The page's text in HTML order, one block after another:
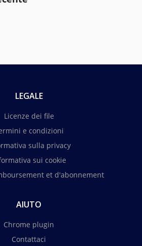
LEGALE
Licenze dei file
e condizioni
sulla privacy
sui cookie
et d'abonnement
AIUTO
Chrome plugin
Contattaci